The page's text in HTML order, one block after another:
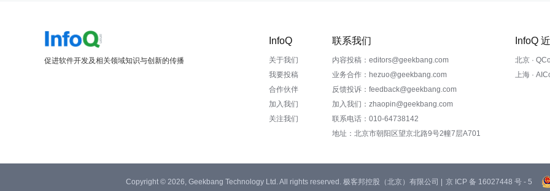
促进软件开发及相关领域知识与创新的传播
InfoQ
关于我们
我要投稿
合作伙伴
加入我们
关注我们
联系我们
内容投稿：editors@geekbang.com
业务合作：hezuo@geekbang.com
反馈投诉：feedback@geekbang.com
加入我们：zhaopin@geekbang.com
联系电话：010-64738142
地址：北京市朝阳区望京北路9号2幢7层A701
InfoQ
北京 ·
上海 ·
Copyright © 2026, Geekbang Technology Ltd. All rights reserved. 极客邦控股（北京）有限公司 | 京 ICP 备 16027448 号 - 5